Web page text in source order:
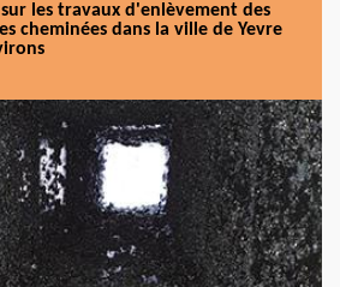
les travaux d'enlèvement des
cheminées dans la ville de Yevre